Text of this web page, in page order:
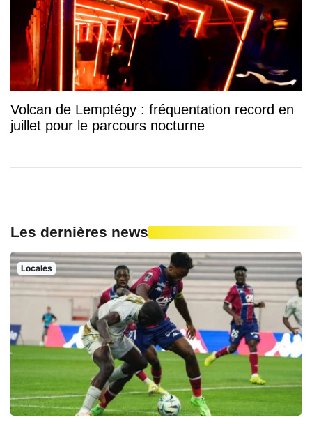
Volcan de Lemptégy : fréquentation record en
juillet pour le parcours nocturne
Les dernières news
Locales